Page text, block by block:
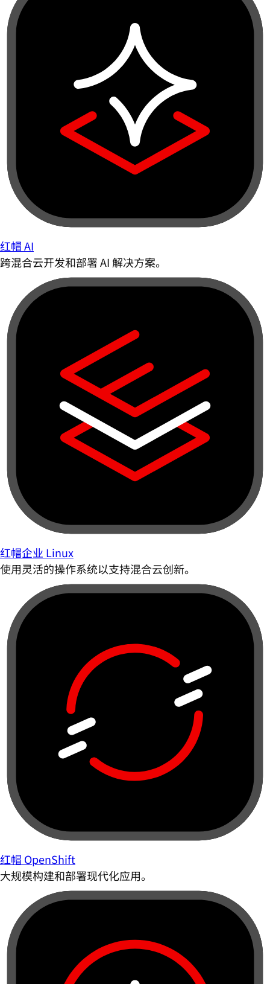
红帽 AI
跨混合云开发和部署 AI 解决方案。
红帽企业 Linux
使用灵活的操作系统以支持混合云创新。
红帽 OpenShift
大规模构建和部署现代化应用。